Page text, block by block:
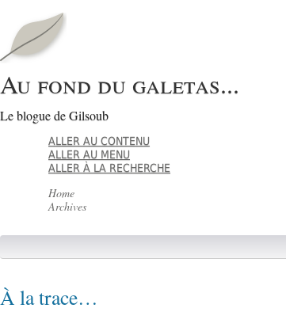
Au fond du galetas...
Le blogue de Gilsoub
ALLER AU CONTENU
ALLER AU MENU
ALLER À LA RECHERCHE
Home
Archives
À la trace…